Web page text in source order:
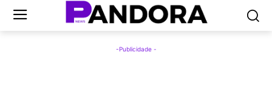
-Publicidade -